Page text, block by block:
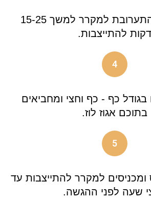
מכניסים את התערובת למקרר למשך 15-25
דקות להתייצבות.
4
בגודל כף - כף וחצי ומחביאים
בתוכם אגוז לוז.
5
ומכניסים למקרר להתייצבות עד
שעה לפני ההגשה.